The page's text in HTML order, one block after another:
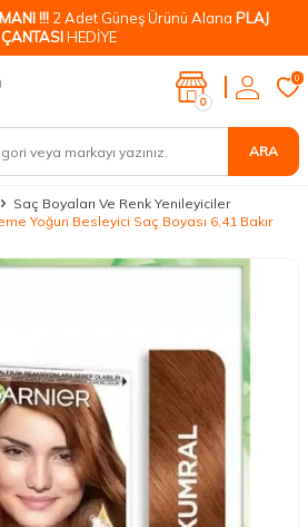
!!! 2 Adet Güneş Ürünü Alana PLAJ
ÇANTASIHEDİYE
ARA
0
0
Saç Boyaları Ve Renk Yenileyiciler
Yoğun Besleyici Saç Boyası 6,41 Bakır